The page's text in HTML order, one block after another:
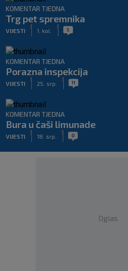
KOMENTAR TJEDNA
Trg pet spremnika
VIJESTI 1. kol. 5
KOMENTAR TJEDNA
Porazna inspekcija
VIJESTI 25. srp. 11
KOMENTAR TJEDNA
Bura u čaši limunade
VIJESTI 18. srp. 0
Oglas